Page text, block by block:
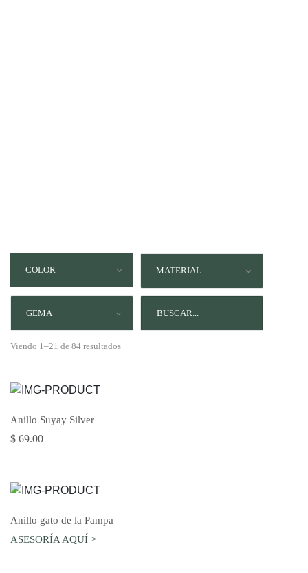
COLOR MATERIAL
GEMA
Viendo 1–21 de 84 resultados
Anillo Suyay Silver
$ 69.00
Anillo gato de la Pampa
ASESORÍA AQUÍ >